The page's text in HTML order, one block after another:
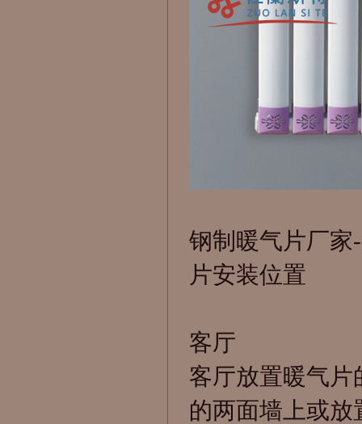
钢制暖气片厂家
片安装位置
客厅
客厅放置暖气片
的两面墙上或